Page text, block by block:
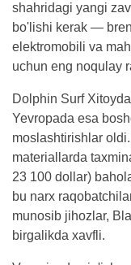
shahridagi yangi
bo'lishi kerak —
elektromobili va
uchun eng noqulay
Dolphin Surf
Yevropada esa
moslashtirishlar
materiallarda
23 100 dollar)
bu narx
munosib jihozlar,
birgalikda xavfli.